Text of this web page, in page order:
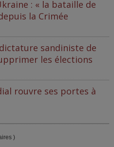
: « la bataille de
la Crimée
sandiniste de
les élections
rouvre ses portes à
)